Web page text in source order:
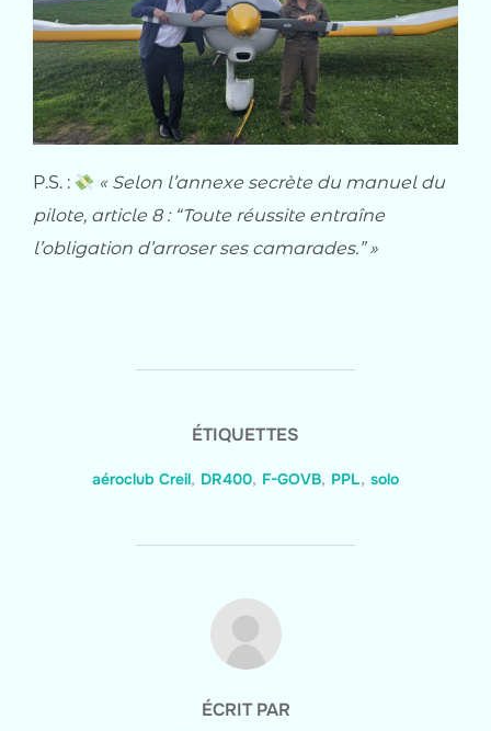
P.S. :
« Selon l’annexe secrète du manuel du
pilote, article 8 : “Toute réussite entraîne
l’obligation d’arroser ses camarades.” »
ÉTIQUETTES
aéroclub Creil, DR400, F-GOVB, PPL, solo
AUTEUR DE LA PUBLICATION
ÉCRIT PAR